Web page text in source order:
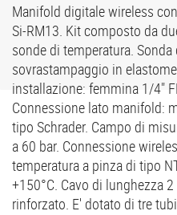
Manifold digitale wireless
Si-RM13. Kit composto da
sonde di temperatura.
sovrastampaggio in
installazione: femmina 1/4"
Connessione lato manifold:
tipo Schrader. Campo di
a 60 bar. Connessione
temperatura a pinza di tipo
+150°C. Cavo di lunghezza
rinforzato. E' dotato di tre